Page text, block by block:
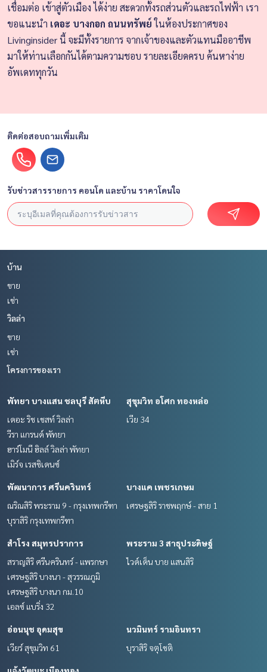
เชื่อมต่อ เข้าสู่ตัวเมือง ได้ง่าย สะดวกทั้งรถส่วนตัวและรถไฟฟ้า เรา
ขอแนะนำ เดอะ บางกอก ถนนทรัพย์ในห้องประกาศของ
Livinginsider นี้ จะมีทั้งรายการ จากเจ้าของและตัวแทนมืออาชีพ
มาให้ท่านเลือกกันได้ตามความชอบ รายละเอียดครบ ค้นหาง่าย
อัพเดททุกวัน
ติดต่อสอบถามเพิ่มเติม
รับข่าวสารรายการ คอนโด และบ้าน ราคาโดนใจ
บ้าน
ขาย
เช่า
วิลล่า
ขาย
เช่า
โครงการของเรา
พัทยา บางแสน ชลบุรี สัตหีบ
เดอะ ริช เชสท์ วิลล่า
วีรา แกรนด์ พัทยา
ฮาร์โมนี ฮิลล์ วิลล่า พัทยา
เมิร์จ เรสซิเดนซ์
สุขุมวิท อโศก ทองหล่อ
เวีย 34
พัฒนาการ ศรีนครินทร์
ณริณสิริ พระราม 9 - กรุงเทพกรีฑา
บุราสิริ กรุงเทพกรีฑา
บางแค เพชรเกษม
เศรษฐสิริ ราชพฤกษ์ - สาย 1
สำโรง สมุทรปราการ
สราญสิริ ศรีนครินทร์ - แพรกษา
เศรษฐสิริ บางนา - สุวรรณภูมิ
เศรษฐสิริ บางนา กม.10
เอลซ์ แบริ่ง 32
พระราม 3 สาธุประดิษฐ์
ไวด์เด็น บาย แสนสิริ
อ่อนนุช อุดมสุข
เวียร์ สุขุมวิท 61
นวมินทร์ รามอินทรา
บุราสิริ จตุโชติ